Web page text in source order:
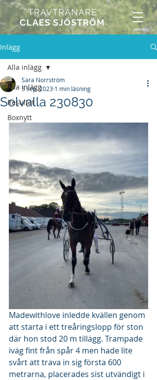
TRAVTRÄNARE
CLAES SJÖSTRÖM
Inlägg
Alla inlägg
Resultat
Boxnytt
Alla inlägg
Solvalla 230830
Sara Norrström
5 sep. 2023 1 min läsning
Madewithlove inledde kvällen genom
att starta i ett treåringslopp för ston
där hon stod 20 m tillägg. Trampade
iväg fint från spår 4 men hade lite
svårt att trava in sig första 600
metrarna, placerades sist utvändigt i